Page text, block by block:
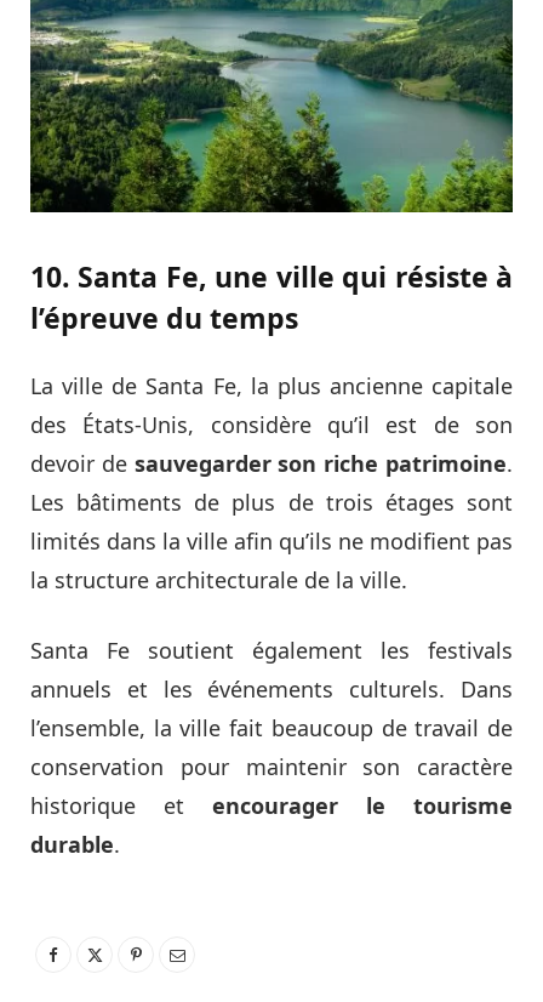
10. Santa Fe, une ville qui résiste à
l’épreuve du temps
La ville de Santa Fe, la plus ancienne capitale
des États-Unis, considère qu’il est de son
devoir de sauvegarder son riche patrimoine.
Les bâtiments de plus de trois étages sont
limités dans la ville afin qu’ils ne modifient pas
la structure architecturale de la ville.
Santa Fe soutient également les festivals
annuels et les événements culturels. Dans
l’ensemble, la ville fait beaucoup de travail de
conservation pour maintenir son caractère
historique et encourager le tourisme
durable.